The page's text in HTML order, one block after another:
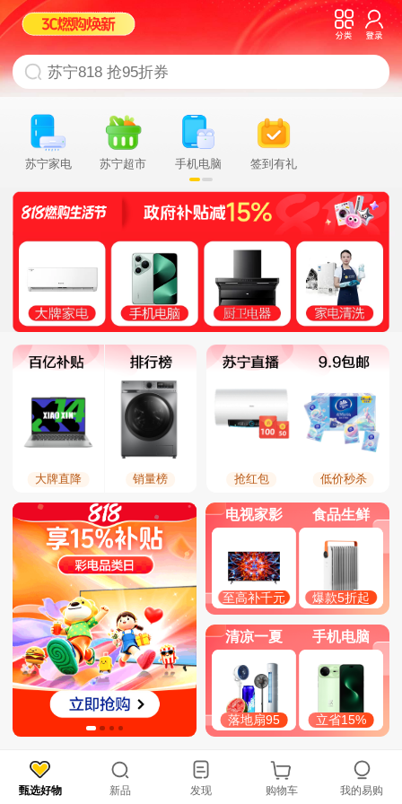
苏宁家电 苏宁超市 手机电脑 签到有礼
充值缴费
大牌直降 销量榜 抢红包 低价秒杀
电视家影
至高补千元
食品生鲜
爆款5折起
清凉一夏
落地扇95
手机电脑
立省15%
甄选好物 新品 发现 购物车 我的易购